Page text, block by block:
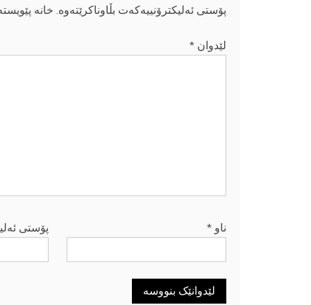
پۆستی ئەلیکترۆنییەکەت بڵاوناکرێتەوە. خانە
لێدوان *
ناو * پۆستی